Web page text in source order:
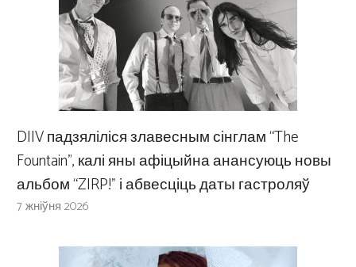
DIIV падзяліліся злавесным сінглам “The
Fountain”, калі яны афіцыйна анансуюць новы
альбом “ZIRP!” і абвесціць даты гастроляў
7 жніўня 2026